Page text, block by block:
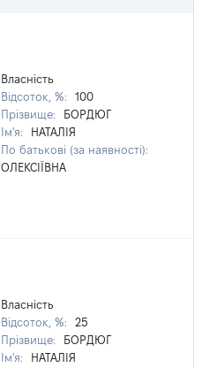
Власність
Відсоток, %:
100
Прізвище:
БОРДЮГ
Ім'я:
НАТАЛІЯ
По батькові (за наявності):
ОЛЕКСІЇВНА
Власність
Відсоток, %:
25
Прізвище:
БОРДЮГ
Ім'я:
НАТАЛІЯ